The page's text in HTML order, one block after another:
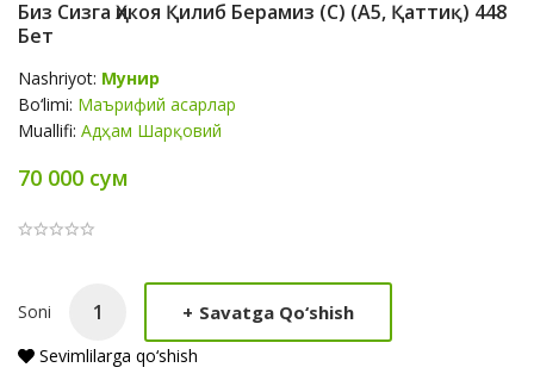
Биз Сизга Ҳикоя Қилиб Берамиз (с) (А5, Қаттиқ) 448
Бет
Nashriyot: Мунир
Bo‘limi: Маърифий асарлар
Muallifi: Адҳам Шарқовий
70 000 сум
Product
Summery
Soni + Savatga Qo‘shish
Sevimlilarga qo‘shish